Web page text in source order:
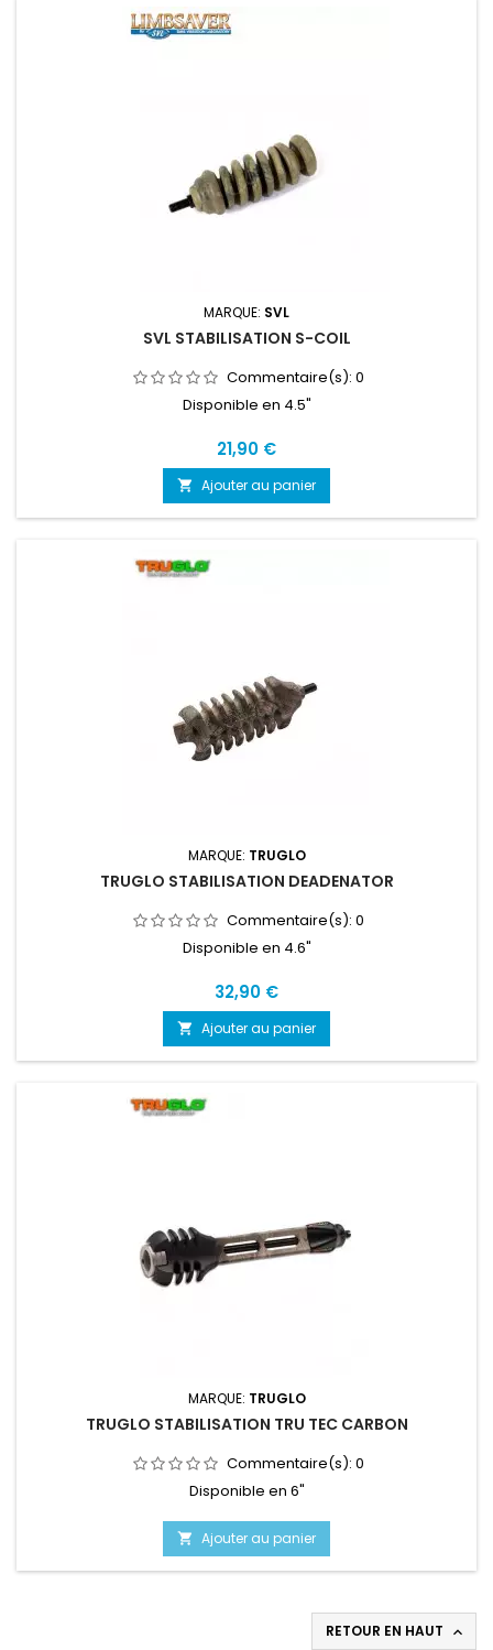
MARQUE: SVL
SVL STABILISATION S-COIL
Commentaire(s): 0
Disponible en 4.5"
Prix
21,90 €
 Ajouter au panier
MARQUE: TRUGLO
TRUGLO STABILISATION DEADENATOR
Commentaire(s): 0
Disponible en 4.6"
Prix
32,90 €
 Ajouter au panier
MARQUE: TRUGLO
TRUGLO STABILISATION TRU TEC CARBON
Commentaire(s): 0
Disponible en 6"
 Ajouter au panier
RETOUR EN HAUT 